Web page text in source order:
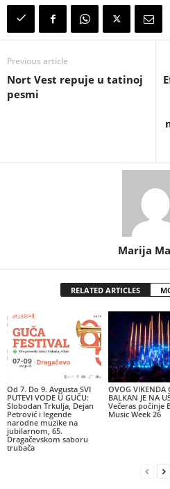
Previous article
Nort Vest repuje u tatinoj
pesmi
Marija
RELATED ARTICLES
Od 7. Do 9. Avgusta SVI
PUTEVI VODE U GUČU:
Slobodan Trkulja, Dejan
Petrović i legende
narodne muzike na
jubilarnom, 65.
Dragačevskom saboru
trubača
OVOG VIKENDA
BALKAN JE NA
Večeras počinje
Music Week 26